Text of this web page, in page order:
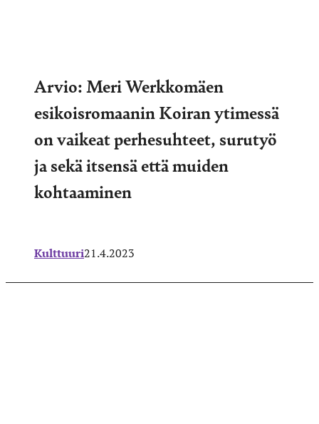
Arvio: Meri Werkkomäen
esikoisromaanin Koiran ytimessä
on vaikeat perhesuhteet, surutyö
ja sekä itsensä että muiden
kohtaaminen
Kulttuuri21.4.2023